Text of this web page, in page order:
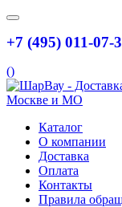
+7 (495) 011-07-
()
Каталог
О компании
Доставка
Оплата
Контакты
Правила